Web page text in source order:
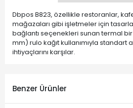
Dbpos B823, özellikle restoranlar,
mağazaları gibi işletmeler için
bağlantı seçenekleri sunan termal bir
mm) rulo kağıt kullanımıyla standart
ihtiyaçlarını karşılar.
Benzer Ürünler